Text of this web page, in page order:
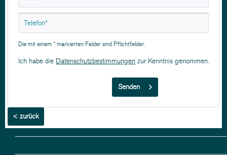
Die mit einem * markierten Felder sind Pflichtfelder.
Ich habe die Datenschutzbestimmungen zur Kenntnis genommen.
Senden
< zurück